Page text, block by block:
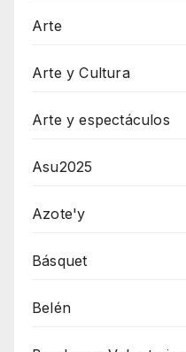
Arte
Arte y Cultura
Arte y espectáculos
Asu2025
Azote'y
Básquet
Belén